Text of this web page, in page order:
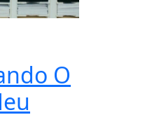
O